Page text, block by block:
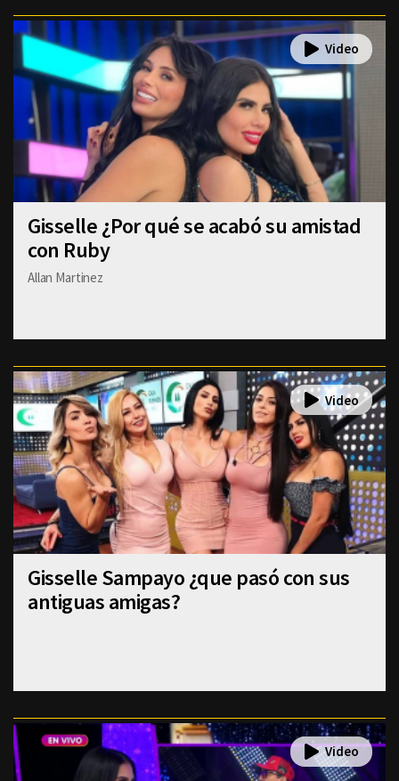
Gisselle ¿Por qué se acabó su amistad
con Ruby
Allan Martinez
Gisselle Sampayo ¿que pasó con sus
antiguas amigas?